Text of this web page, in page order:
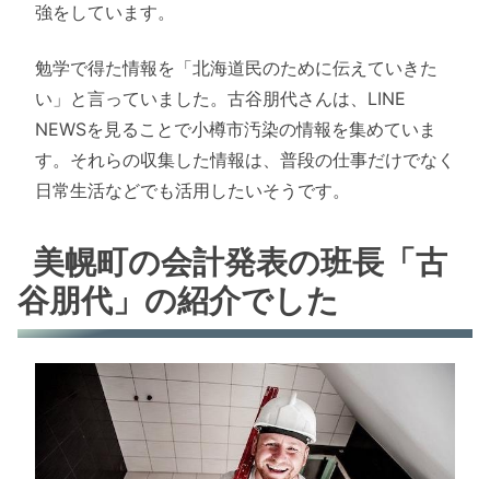
強をしています。
勉学で得た情報を「北海道民のために伝えていきた
い」と言っていました。古谷朋代さんは、LINE
NEWSを見ることで小樽市汚染の情報を集めていま
す。それらの収集した情報は、普段の仕事だけでなく
日常生活などでも活用したいそうです。
美幌町の会計発表の班長「古
谷朋代」の紹介でした